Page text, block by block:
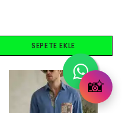
SEPETE EKLE
📸